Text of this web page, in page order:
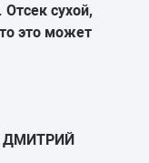
сухой,
это может
ДМИТРИЙ